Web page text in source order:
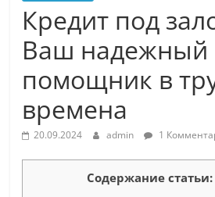
Кредит под
Ваш надежный
помощник в
времена
20.09.2024 admin 1
Содержание статьи: